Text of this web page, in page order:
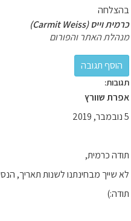
בהצלחה
כרמית וייס (Carmit Weiss)
מנהלת האתר והפורום
תגובות:
אפרת שוורץ
5 נובמבר, 2019
תודה כרמית,
לא שייך מבחינתנו לשנות תאריך,
תודה:)